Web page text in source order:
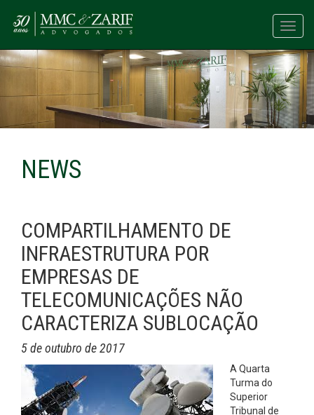
NEWS
COMPARTILHAMENTO DE
INFRAESTRUTURA POR
EMPRESAS DE
TELECOMUNICAÇÕES NÃO
CARACTERIZA SUBLOCAÇÃO
5 de outubro de 2017
A Quarta
Turma do
Superior
Tribunal de